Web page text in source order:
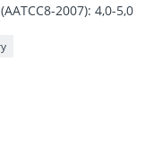
2007): 4,0-5,0